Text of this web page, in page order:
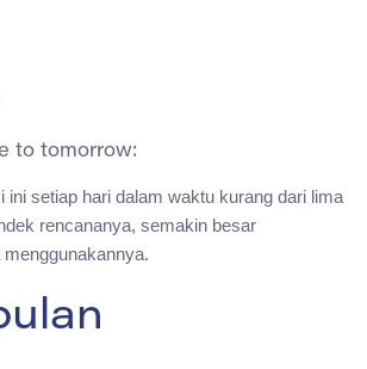
ini setiap hari dalam waktu kurang dari lima
rencananya, semakin besar